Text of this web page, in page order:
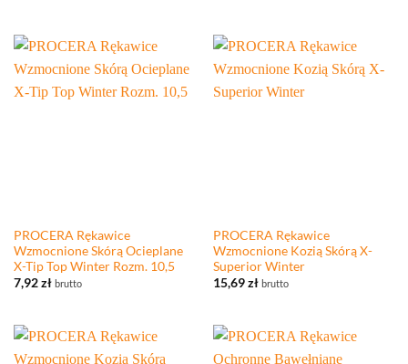
PROCERA Rękawice
Wzmocnione Skórą Ocieplane
X-Tip Top Winter Rozm. 10,5
7,92zł brutto
PROCERA Rękawice
Wzmocnione Kozią Skórą X-
Superior Winter
15,69zł brutto